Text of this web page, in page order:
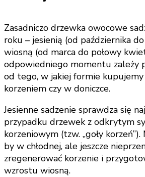
Zasadniczo drzewka owocowe
roku – jesienią (od października
wiosną (od marca do połowy
odpowiedniego momentu zależy
od tego, w jakiej formie kupujemy
korzeniem czy w doniczce.
Jesienne sadzenie sprawdza się
przypadku drzewek z odkrytym
korzeniowym (tzw. „goły
by w chłodnej, ale jeszcze
zregenerować korzenie i
wzrostu wiosną.